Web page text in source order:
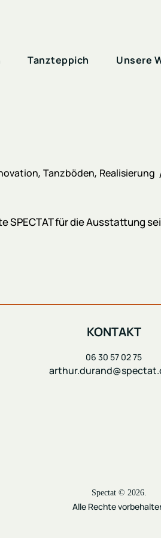
Tanzteppich Unsere
Tanzböden Realisierung
für die Ausstattung
KONTAKT
06 30 57 02 75
Spectat © 2026.
Alle Rechte